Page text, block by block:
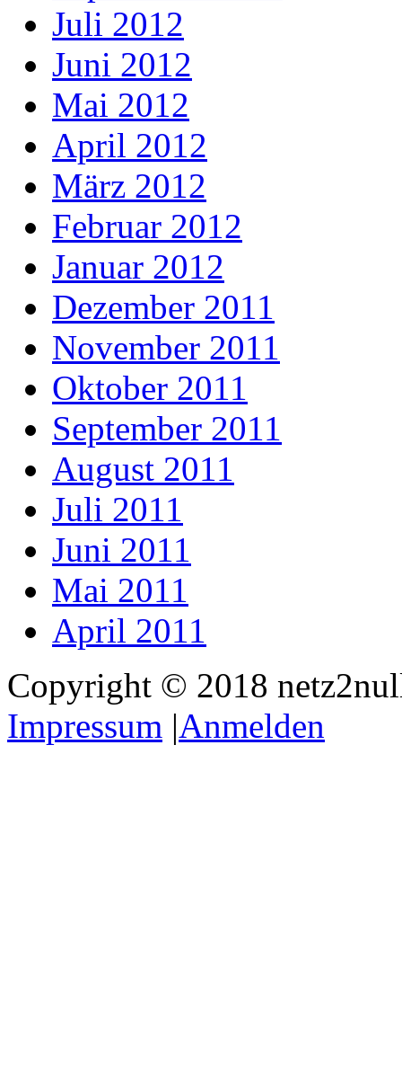
Juli 2012
Juni 2012
Mai 2012
April 2012
März 2012
Februar 2012
Januar 2012
Dezember 2011
November 2011
Oktober 2011
September 2011
August 2011
Juli 2011
Juni 2011
Mai 2011
April 2011
Copyright © 2018
Impressum |Anmelden